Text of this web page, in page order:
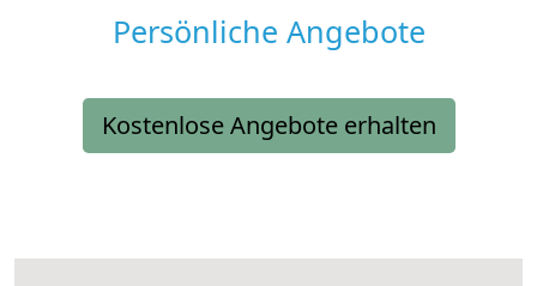
Persönliche Angebote
Kostenlose Angebote erhalten